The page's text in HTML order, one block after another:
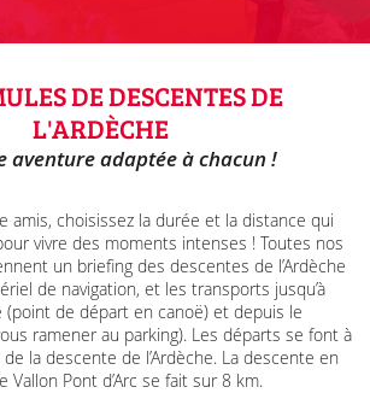
DE DESCENTES DE
L'ARDÈCHE
aventure adaptée à chacun !
amis, choisissez la durée et la distance qui
vivre des moments intenses ! Toutes nos
un briefing des descentes de l’Ardèche
de navigation, et les transports jusqu’à
(point de départ en canoë) et depuis le
ramener au parking). Les départs se font à
la descente de l’Ardèche. La descente en
Vallon Pont d’Arc se fait sur 8 km.